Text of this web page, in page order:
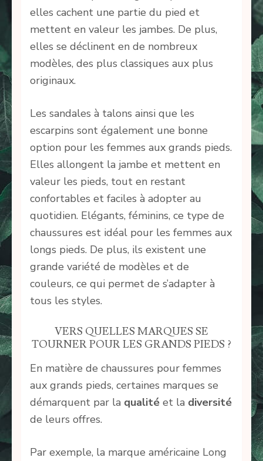
elles cachent une partie du pied et
mettent en valeur les jambes. De plus,
elles se déclinent en de nombreux
modèles, des plus classiques aux plus
originaux.
Les sandales à talons ainsi que les
escarpins sont également une bonne
option pour les femmes aux grands pieds.
Elles allongent la jambe et mettent en
valeur les pieds, tout en restant
confortables et faciles à adopter au
quotidien. Elégants, féminins, ce type de
chaussures est idéal pour les femmes aux
longs pieds. De plus, ils existent une
grande variété de modèles et de
couleurs, ce qui permet de s’adapter à
tous les styles.
VERS QUELLES MARQUES SE
TOURNER POUR LES GRANDS PIEDS ?
En matière de chaussures pour femmes
aux grands pieds, certaines marques se
démarquent par la qualité et la diversité
de leurs offres.
Par exemple, la marque américaine Long